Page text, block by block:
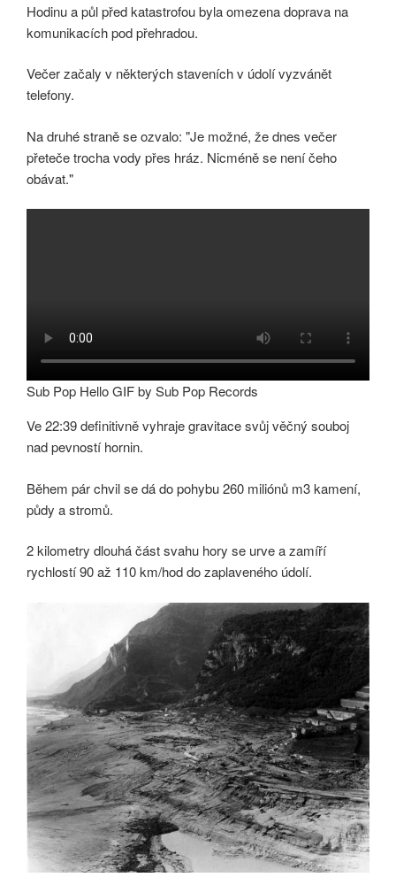
Hodinu a půl před katastrofou byla omezena doprava na
komunikacích pod přehradou.
Večer začaly v některých staveních v údolí vyzvánět
telefony.
Na druhé straně se ozvalo: "Je možné, že dnes večer
přeteče trocha vody přes hráz. Nicméně se není čeho
obávat."
Sub Pop Hello GIF by Sub Pop Records
Ve 22:39 definitivně vyhraje gravitace svůj věčný souboj
nad pevností hornin.
Během pár chvil se dá do pohybu 260 miliónů m3 kamení,
půdy a stromů.
2 kilometry dlouhá část svahu hory se urve a zamíří
rychlostí 90 až 110 km/hod do zaplaveného údolí.